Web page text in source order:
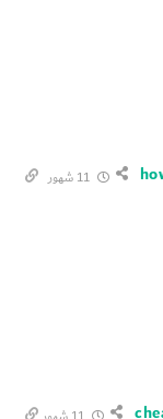
11 شهور